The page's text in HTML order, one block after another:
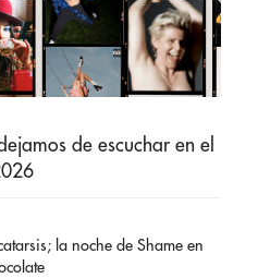
de escuchar en el
la noche de Shame en